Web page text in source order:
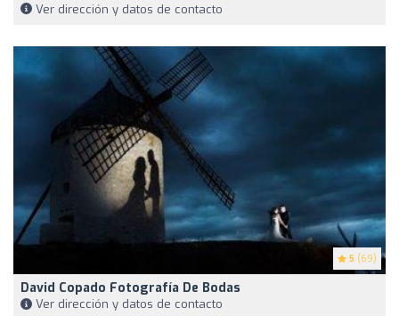
Ver dirección y datos de contacto
5 (69)
David Copado Fotografía De Bodas
Ver dirección y datos de contacto